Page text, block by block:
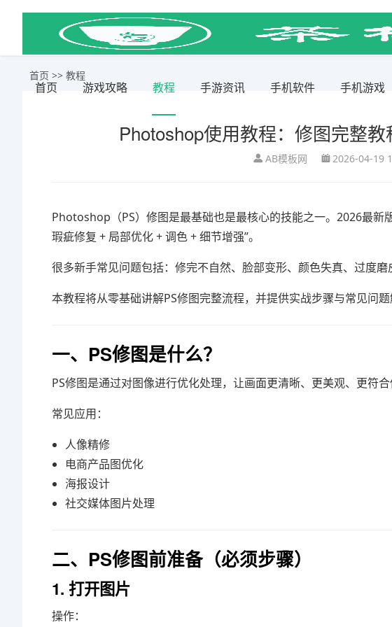
首页 游戏攻略 教程 手游资讯 手机软件 手机游戏
首页 >> 教程
Photoshop使用教程：修图完整教
AB模板网 2026-04-19
Photoshop（PS）修图是最基础也是最核心的技能之一。2026最新
瑕疵修复 + 局部优化 + 调色 + 细节增强”。
很多新手常见问题包括：修完不自然、脸部变形、颜色失真、过度磨
本教程将从零基础讲解PS修图完整流程，并提供实战步骤与常见问题
一、PS修图是什么？
PS修图是通过对图像进行优化处理，让画面更清晰、更美观、更符合
常见应用：
人像精修
电商产品图优化
海报设计
社交媒体图片处理
二、PS修图前准备（必须步骤）
1. 打开图片
操作：